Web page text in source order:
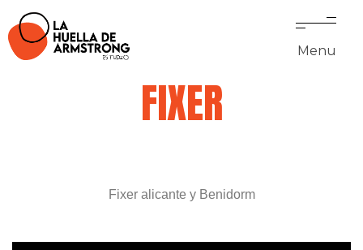
Menu
FIXER
Fixer alicante y Benidorm